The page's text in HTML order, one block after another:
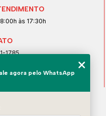
às 17:30h
1785
1832
agora pelo WhatsApp